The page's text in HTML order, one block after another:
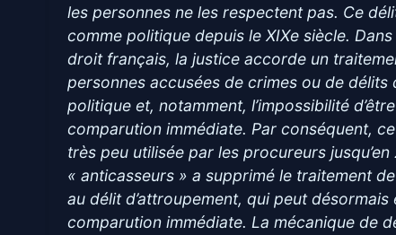
les personnes ne les respectent pas. Ce
comme politique depuis le XIXe siècle.
droit français, la justice accorde un
personnes accusées de crimes ou de délits
politique et, notamment, l’impossibilité
comparution immédiate. Par conséquent,
très peu utilisée par les procureurs
« anticasseurs » a supprimé le traitement
au délit d’attroupement, qui peut désormais
comparution immédiate. La mécanique de